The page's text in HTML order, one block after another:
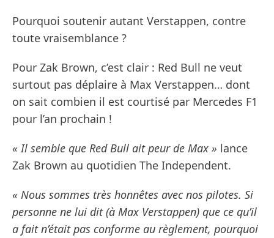
Pourquoi soutenir autant Verstappen, contre
toute vraisemblance ?
Pour Zak Brown, c’est clair : Red Bull ne veut
surtout pas déplaire à Max Verstappen… dont
on sait combien il est courtisé par Mercedes F1
pour l’an prochain !
« Il semble que Red Bull ait peur de Max » lance
Zak Brown au quotidien The Independent.
« Nous sommes très honnêtes avec nos pilotes. Si
personne ne lui dit (à Max Verstappen) que ce qu’il
a fait n’était pas conforme au règlement, pourquoi